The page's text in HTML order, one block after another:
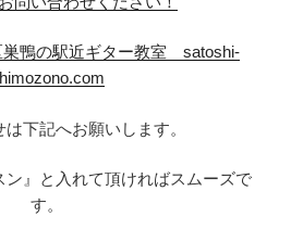
巣鴨の駅近ギター教室 satoshi-
下記へお願いします。
』と入れて頂ければスムーズで
す。